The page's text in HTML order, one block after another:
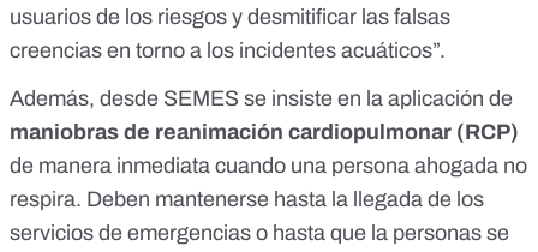
usuarios de los riesgos y desmitificar las falsas
creencias en torno a los incidentes acuáticos”.
Además, desde SEMES se insiste en la aplicación de
maniobras de reanimación cardiopulmonar (RCP)
de manera inmediata cuando una persona ahogada no
respira. Deben mantenerse hasta la llegada de los
servicios de emergencias o hasta que la personas se